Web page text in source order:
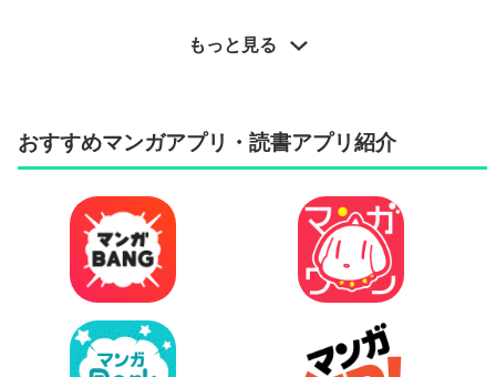
もっと見る
おすすめマンガアプリ・読書アプリ紹介